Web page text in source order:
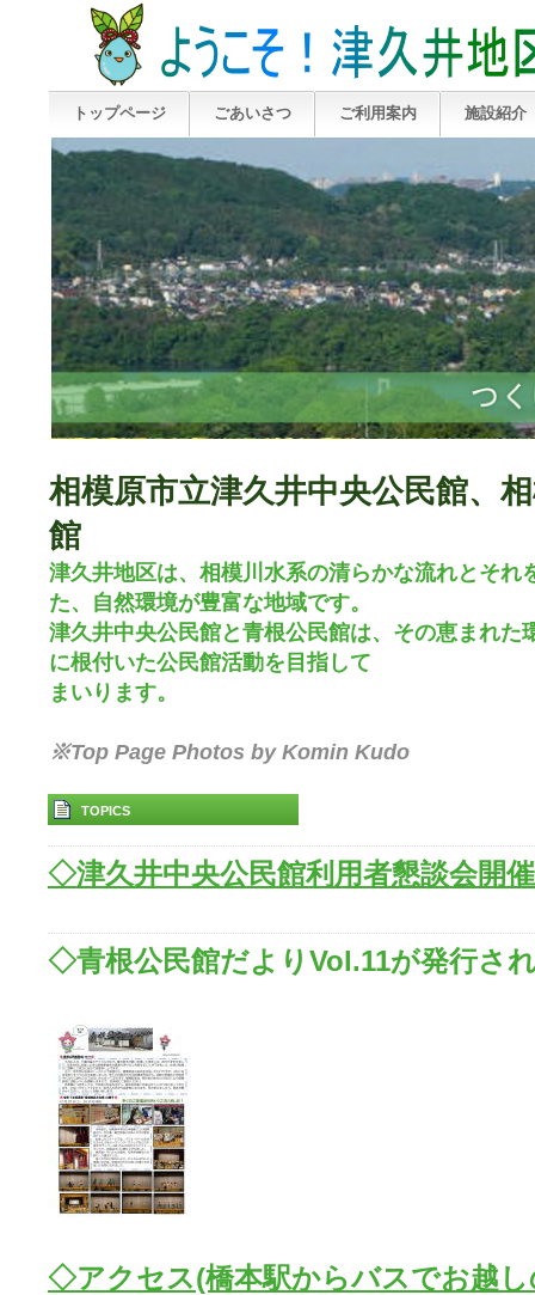
相模原市立津久井中央公民館、
館
津久井地区は、相模川水系の清らかな流れとそれ
た、自然環境が豊富な地域です。
津久井中央公民館と青根公民館は、その恵まれた
に根付いた公民館活動を目指して
まいります。
※Top Page Photos by Komin Kudo
TOPICS
◇津久井中央公民館利用者懇談会開
◇青根公民館だよりVol.11が発行さ
◇アクセス(橋本駅からバスでお越
トップページ ごあいさつ ご利用案内 施設紹介